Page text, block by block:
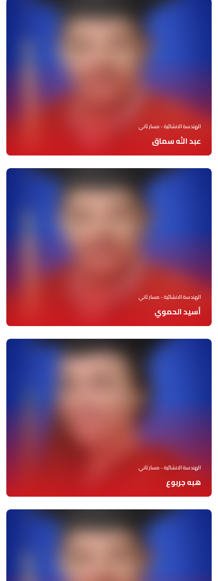
الهندسة الانشائية - مسار ثاني
عبد الله سماق
الهندسة الانشائية - مسار ثاني
أسيد الحموي
الهندسة الانشائية - مسار ثاني
هبه جربوع